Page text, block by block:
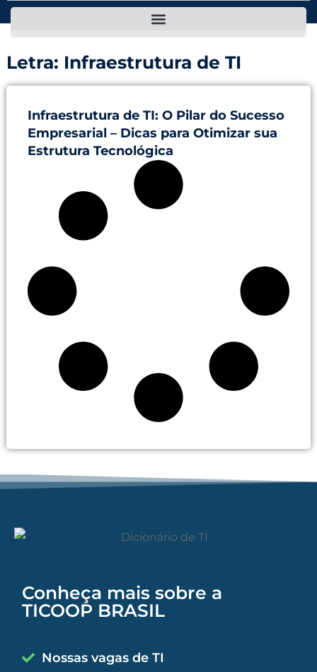
Letra: Infraestrutura de TI
Infraestrutura de TI: O Pilar do Sucesso
Empresarial – Dicas para Otimizar sua
Estrutura Tecnológica
Conheça mais sobre a
TICOOP BRASIL
Nossas vagas de TI